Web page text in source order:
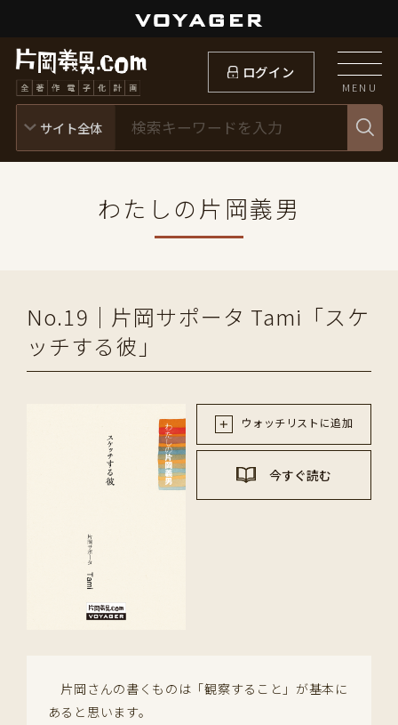
ログイン
MENU
わたしの片岡義男
No.19｜片岡サポータ Tami「スケ
ッチする彼」
ウォッチリストに追加
今すぐ読む
片岡さんの書くものは「観察すること」が基本に
あると思います。